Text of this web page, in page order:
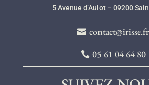
5 Avenue d’Aulot – 09200
contact@irisse.fr
05 61 04 64 80